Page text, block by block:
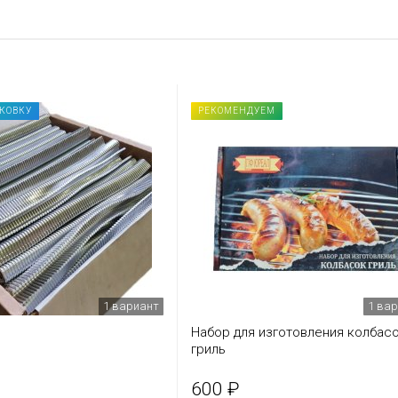
1 вариант
РЕКОМЕНДУЕМ
1
Набор для изготовления
гриль
600 ₽